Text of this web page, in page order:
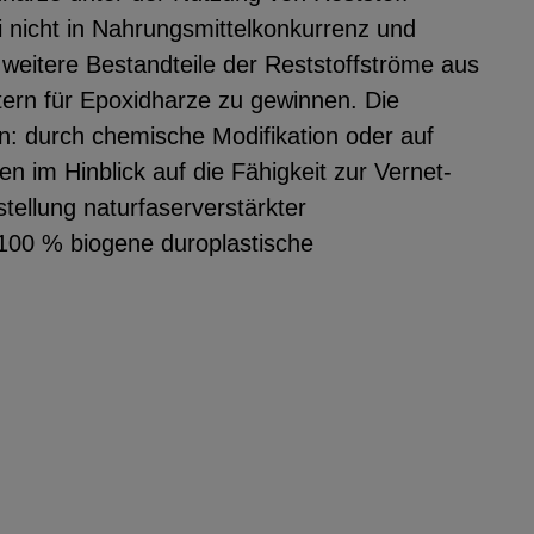
in Nahrungsmittelkonkurrenz und
Bestandteile der Reststoffströme aus
für Epoxidharze zu gewinnen. Die
durch chemische Modifikation oder auf
im Hinblick auf die Fähigkeit zur Vernet-
naturfaserverstärkter
% biogene duroplastische